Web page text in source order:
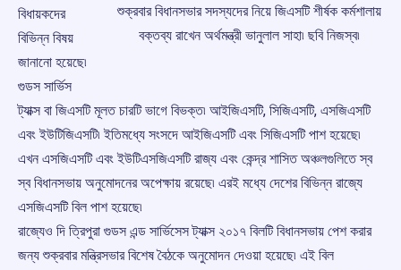
শুক্রবার বিধানসভার সদস্যদের নিয়ে জিএসটি শীর্ষক কর্মশালায়
বক্তব্য রাখেন অর্থমন্ত্রী ভানুলাল সাহা৷ ছবি নিজস্ব৷
বিধায়কদের
বিভিন্ন বিষয়
জানানো হয়েছে৷
গুডস সার্ভিস
ট্যাক্স বা জিএসটি মূলত চারটি ভাগে বিভক্ত৷ আইজিএসটি, সিজিএসটি, এসজিএসটি
এবং ইউটিজিএসটি৷ ইতিমধ্যে সংসদে আইজিএসটি এবং সিজিএসটি পাশ হয়েছে৷
এখন এসজিএসটি এবং ইউটিএসজিএসটি রাজ্য এবং কেন্দ্র শাসিত অঞ্চলগুলিতে স্ব
স্ব বিধানসভায় অনুমোদনের অপেক্ষায় রয়েছে৷ এরই মধ্যে দেশের বিভিন্ন রাজ্যে
এসজিএসটি বিল পাশ হয়েছে৷
রাজ্যেও দি ত্রিপুরা গুডস এন্ড সার্ভিসেস ট্যাক্স ২০১৭ বিলটি বিধানসভায় পেশ করার
জন্য শুক্রবার মন্ত্রিসভার বিশেষ বৈঠকে অনুমোদন দেওয়া হয়েছে৷ এই বিল